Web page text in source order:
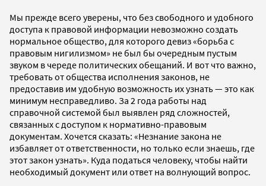
Мы прежде всего уверены, что без свободного и удобного
доступа к правовой информации невозможно создать
нормальное общество, для которого девиз «борьба с
правовым нигилизмом» не был бы очередным пустым
звуком в череде политических обещаний. И вот что важно,
требовать от общества исполнения законов, не
предоставив им удобную возможность их узнать — это как
минимум несправедливо. За 2 года работы над
справочной системой был выявлен ряд сложностей,
связанных с доступом к нормативно-правовым
документам. Хочется сказать: «Незнание закона не
избавляет от ответственности, но только если знаешь, где
этот закон узнать». Куда податься человеку, чтобы найти
необходимый документ или ответ на волнующий вопрос.